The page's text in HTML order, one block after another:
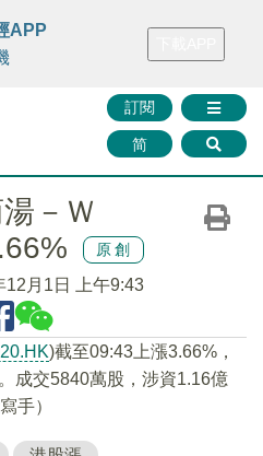
FINMETA 財華證券 媒體矩陣
訂閱
简
APP
－Ｗ
原創
12月1日 上午9:43
)截至09:43上漲3.66%，
成交5840萬股，涉資1.16億
手）